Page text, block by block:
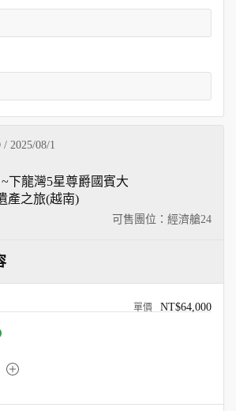
2025/08/1
可售團位：經濟艙24
下龍灣5星尊爵國賓大
產之旅(越南)
NT$64,000